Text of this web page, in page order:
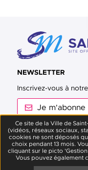
NEWSLETTER
Inscrivez-vous à
Je m'abonne
Suivez-nous
Ce site de la Ville de
(vidéos, réseaux sociaux,
cookies ne sont déposés
choix pendant 13 mois.
cliquant sur le picto
Vous pouvez également